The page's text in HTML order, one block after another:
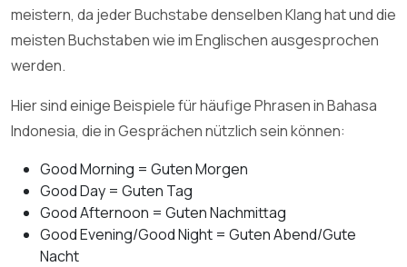
meistern, da jeder Buchstabe denselben Klang hat und die
meisten Buchstaben wie im Englischen ausgesprochen
werden.
Hier sind einige Beispiele für häufige Phrasen in Bahasa
Indonesia, die in Gesprächen nützlich sein können:
Good Morning = Guten Morgen
Good Day = Guten Tag
Good Afternoon = Guten Nachmittag
Good Evening/Good Night = Guten Abend/Gute
Nacht